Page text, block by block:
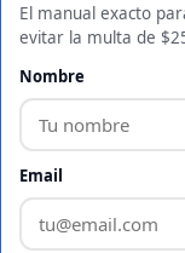
El manual exacto
evitar la multa de
Nombre
Email